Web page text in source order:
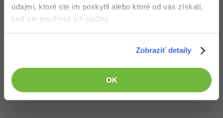
údajmi, ktoré ste im poskytli alebo ktoré od vás získali,
keď ste používali ich služby.
Zobraziť detaily
OK
Obľúbené IDE, Editor
Obľúbené filmy/seriály